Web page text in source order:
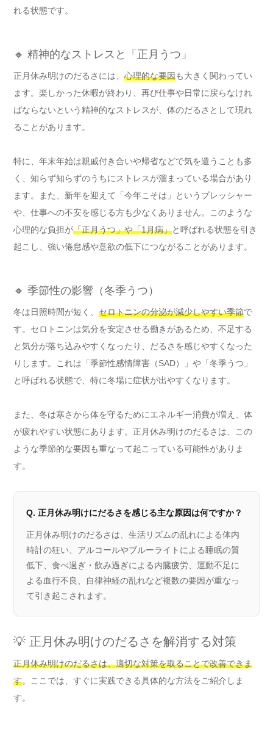
れる状態です。
🔸 精神的なストレスと「正月うつ」
正月休み明けのだるさには、 心理的な要因も大きく関わってい
ます。楽しかった休暇が終わり、再び仕事や日常に戻らなけれ
ばならないという精神的なストレスが、体のだるさとして現れ
ることがあります。
特に、年末年始は親戚付き合いや帰省などで気を遣うことも多
く、知らず知らずのうちにストレスが溜まっている場合があり
ます。また、新年を迎えて「今年こそは」というプレッシャー
や、仕事への不安を感じる方も少なくありません。このような
心理的な負担が「正月うつ」や「1月病」と呼ばれる状態を引き
起こし、強い倦怠感や意欲の低下につながることがあります。
🔸 季節性の影響（冬季うつ）
冬は日照時間が短く、 セロトニンの分泌が減少しやすい季節で
す。セロトニンは気分を安定させる働きがあるため、不足する
と気分が落ち込みやすくなったり、だるさを感じやすくなった
りします。これは「季節性感情障害（SAD）」や「冬季うつ」
と呼ばれる状態で、特に冬場に症状が出やすくなります。
また、冬は寒さから体を守るためにエネルギー消費が増え、体
が疲れやすい状態にあります。正月休み明けのだるさは、この
ような季節的な要因も重なって起こっている可能性がありま
す。
Q. 正月休み明けにだるさを感じる主な原因は何ですか？
正月休み明けのだるさは、生活リズムの乱れによる体内
時計の狂い、アルコールやブルーライトによる睡眠の質
低下、食べ過ぎ・飲み過ぎによる内臓疲労、運動不足に
よる血行不良、自律神経の乱れなど複数の要因が重なっ
て引き起こされます。
💡 正月休み明けのだるさを解消する対策
正月休み明けのだるさは、適切な対策を取ることで改善できま
す。ここでは、すぐに実践できる具体的な方法をご紹介しま
す。